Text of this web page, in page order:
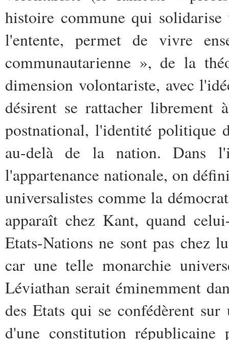
histoire commune qui
l'entente, permet de vivre
communautarienne », de la
dimension volontariste, avec
désirent se rattacher
postnational, l'identité politique
au-delà de la nation. Dans
l'appartenance nationale, on
universalistes comme la
apparaît chez Kant, quand
Etats-Nations ne sont pas chez
car une telle monarchie
Léviathan serait éminemment
des Etats qui se confédèrent
d'une constitution